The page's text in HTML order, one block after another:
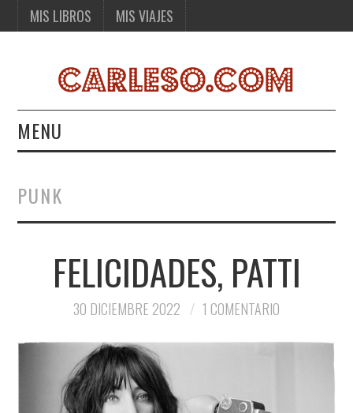
MIS LIBROS MIS VIAJES
MENU
MIS VIAJES
PUNK
FELICIDADES, PATTI
30 DICIEMBRE 2022 1 COMENTARIO